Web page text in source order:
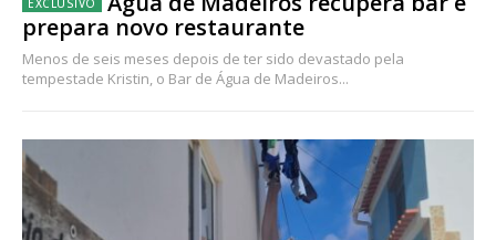
prepara novo restaurante
Menos de seis meses depois de ter sido devastado pela
tempestade Kristin, o Bar de Água de Madeiros...